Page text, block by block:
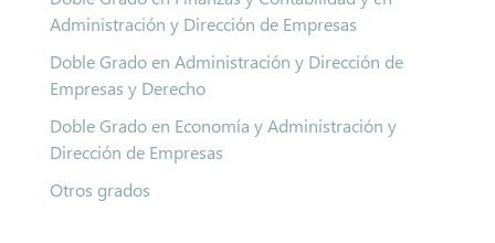
Administración y Dirección de Empresas
Doble Grado en Administración y Dirección de
Empresas y Derecho
Doble Grado en Economía y Administración y
Dirección de Empresas
Otros grados